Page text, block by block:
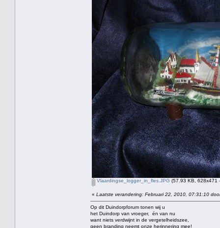
Vlaardingse_logger_in_fles.JPG (57.93 KB, 628x471
« Laatste verandering: Februari 22, 2010, 07:31:10
Op dit Duindorpforum tonen wij u
het Duindorp van vroeger, én van nu
want niets verdwijnt in de vergetelheidszee,
geen branding neemt onze herinnering mee!